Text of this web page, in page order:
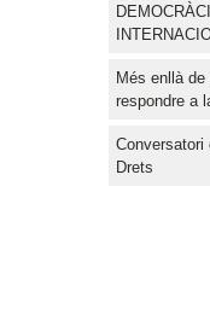
Més enllà de
respondre a
Conversatori
Drets